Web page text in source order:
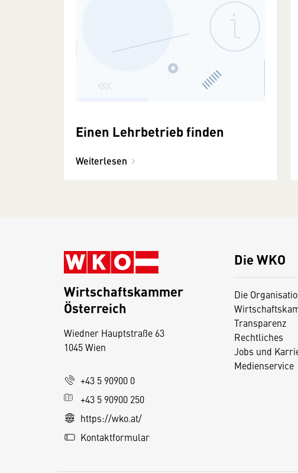
Einen Lehrbetrieb finden
Weiterlesen
Die WKO
Die
Transparenz
Rechtliches
Jobs und
Medienservice
Wirtschaftskammer
Österreich
Wiedner Hauptstraße 63
1045 Wien
+43 5 90900 0
+43 5 90900 250
https://wko.at/
Kontaktformular